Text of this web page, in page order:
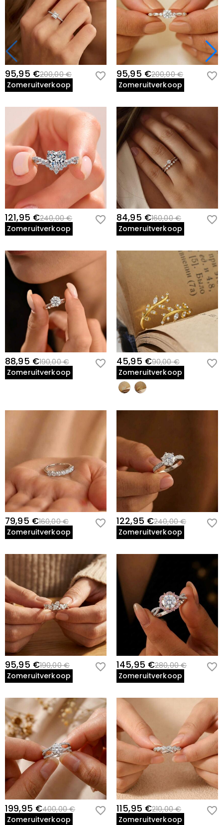
95,95 €200,00 €
Zomeruitverkoop
95,95 €200,00 €
Zomeruitverkoop
121,95 €240,00 €
Zomeruitverkoop
84,95 €160,00 €
Zomeruitverkoop
88,95 €190,00 €
Zomeruitverkoop
45,95 €90,00 €
Zomeruitverkoop
79,95 €160,00 €
Zomeruitverkoop
122,95 €240,00 €
Zomeruitverkoop
95,95 €190,00 €
Zomeruitverkoop
145,95 €280,00 €
Zomeruitverkoop
199,95 €400,00 €
Zomeruitverkoop
115,95 €210,00 €
Zomeruitverkoop